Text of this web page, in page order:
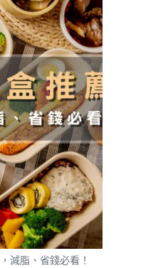
減脂、省錢必看！